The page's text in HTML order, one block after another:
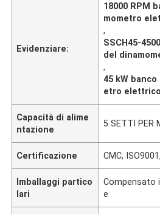
Evidenziare:
18000 RPM
mometro
,
SSCH45-
del
,
45 kW
etro elettrico
Capacità di alime
ntazione
5 SETTI PER
Certificazione CMC,
Imballaggi partico
lari
Compensato
e